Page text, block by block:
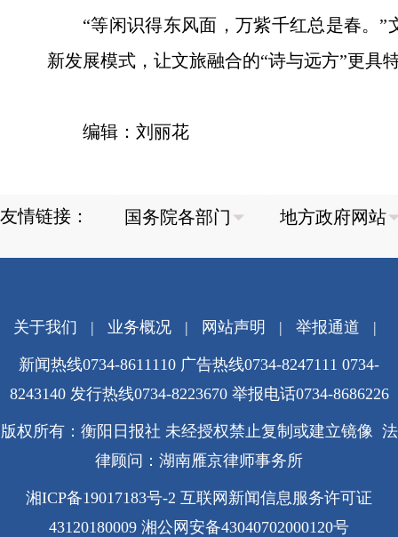
“等闲识得东风面，万紫千红总是春。
新发展模式，让文旅融合的“诗与远方”更具
编辑：刘丽花
友情链接：
关于我们 | 业务概况| 网站声明 | 举报通道 |
新闻热线0734-8611110 广告热线0734-8247111 0734-
8243140 发行热线0734-8223670 举报电话0734-8686226
版权所有：衡阳日报社 未经授权禁止复制或建立镜像 法
律顾问：湖南雁京律师事务所
湘ICP备19017183号-2 互联网新闻信息服务许可证
43120180009 湘公网安备43040702000120号